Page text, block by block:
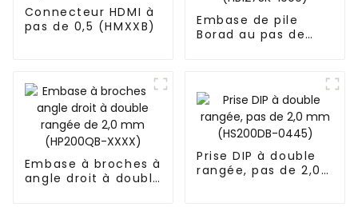
Connecteur HDMI à
pas de 0,5 (HMXXB)
Embase de pile
Borad au pas de
Embase à broches à
angle droit à double
Prise DIP à double
rangée, pas de 2,0